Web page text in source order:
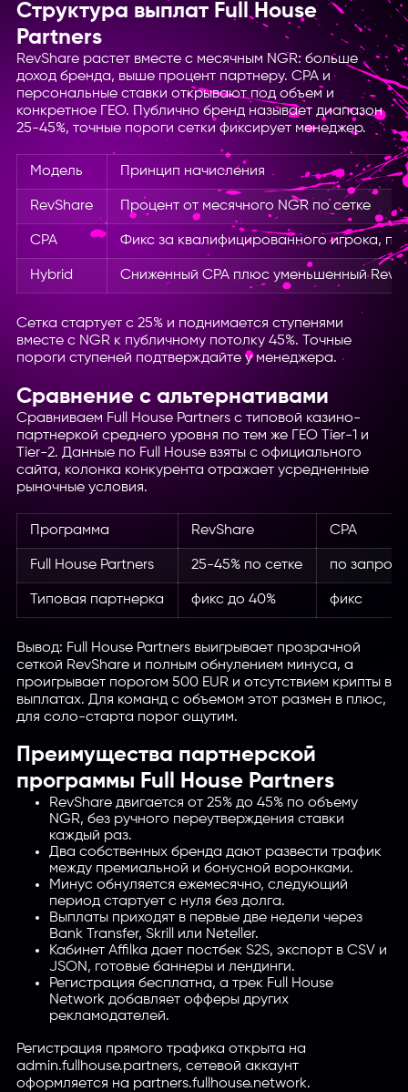
Структура выплат Full House
Partners
RevShare растет вместе с месячным NGR: больше
доход бренда, выше процент партнеру. CPA и
персональные ставки открывают под объем и
конкретное ГЕО. Публично бренд называет диапазон
25-45%, точные пороги сетки фиксирует менеджер.
Модель Принцип начисления
RevShare Процент от месячного NGR по сетке
CPA Фикс за квалифицированного игрока, по
Hybrid Сниженный CPA плюс уменьшенный
Сетка стартует с 25% и поднимается ступенями
вместе с NGR к публичному потолку 45%. Точные
пороги ступеней подтверждайте у менеджера.
Сравнение с альтернативами
Сравниваем Full House Partners с типовой казино-
партнеркой среднего уровня по тем же ГЕО Tier-1 и
Tier-2. Данные по Full House взяты с официального
сайта, колонка конкурента отражает усредненные
рыночные условия.
Программа RevShare CPA
Full House Partners 25-45% по сетке по запросу
Типовая партнерка фикс до 40% фикс
Вывод: Full House Partners выигрывает прозрачной
сеткой RevShare и полным обнулением минуса, а
проигрывает порогом 500 EUR и отсутствием крипты в
выплатах. Для команд с объемом этот размен в плюс,
для соло-старта порог ощутим.
Преимущества партнерской
программы Full House Partners
RevShare двигается от 25% до 45% по объему
NGR, без ручного переутверждения ставки
каждый раз.
Два собственных бренда дают развести трафик
между премиальной и бонусной воронками.
Минус обнуляется ежемесячно, следующий
период стартует с нуля без долга.
Выплаты приходят в первые две недели через
Bank Transfer, Skrill или Neteller.
Кабинет Affilka дает постбек S2S, экспорт в CSV и
JSON, готовые баннеры и лендинги.
Регистрация бесплатна, а трек Full House
Network добавляет офферы других
рекламодателей.
Регистрация прямого трафика открыта на
admin.fullhouse.partners, сетевой аккаунт
оформляется на partners.fullhouse.network.